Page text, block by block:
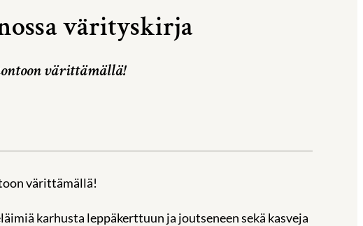
värityskirja
värittämällä!
värittämällä!
karhusta leppäkerttuun ja joutseneen sekä kasveja